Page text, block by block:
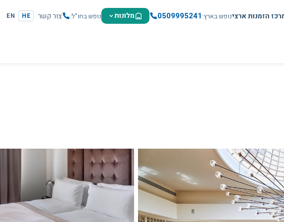
הזמנות ארצינופש בארץ 0509995241 מלונות נופש בחו"ל צור קשר HE
EN